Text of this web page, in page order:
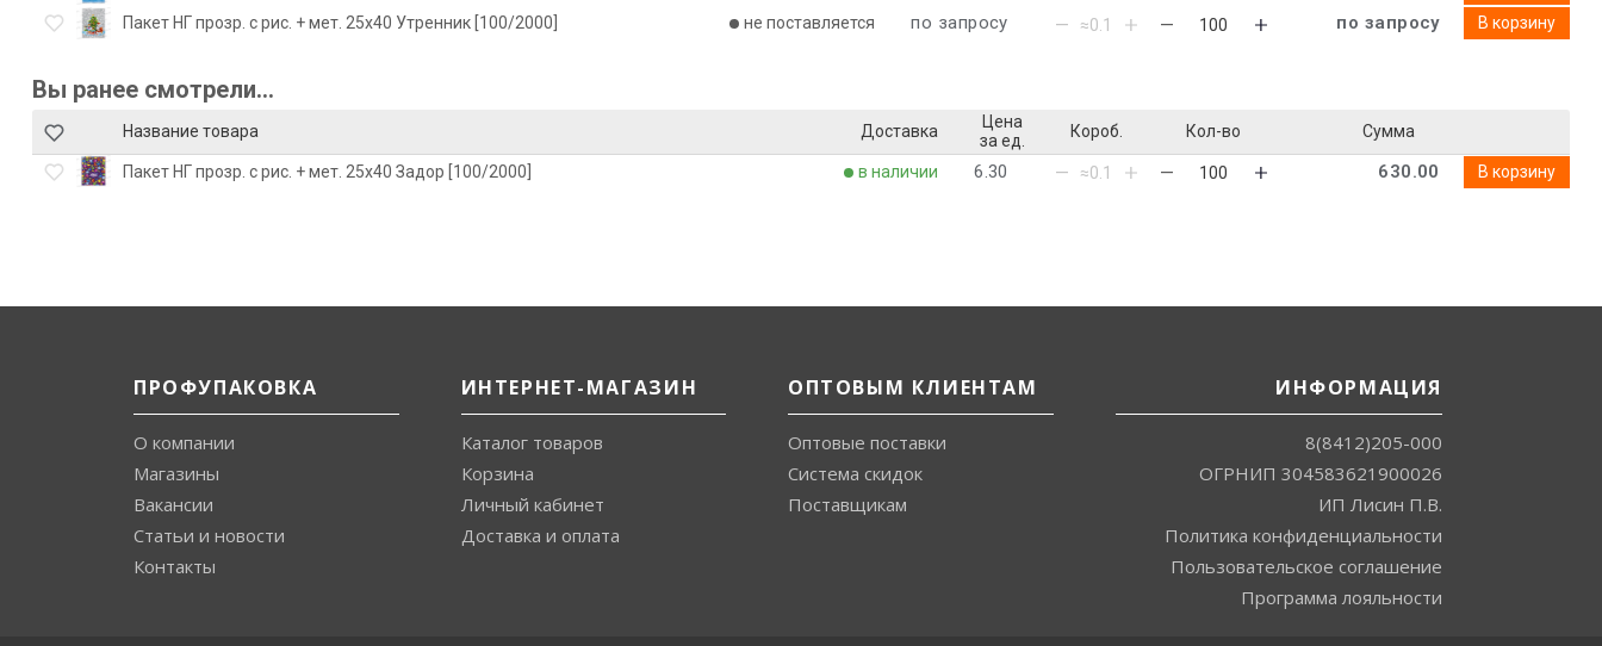
Пакет НГ прозр. с рис. + мет. 25х40 Утренник [100/2000]
не поставляется по запросу по запросу В корзину
Вы ранее смотрели...
Название товара Доставка
Цена
за ед.
Короб. Кол-во Сумма
Пакет НГ прозр. с рис. + мет. 25х40 Задор [100/2000] в наличии 6.30 630.00 В корзину
ПРОФУПАКОВКА
О компании
Магазины
Вакансии
Статьи и новости
Контакты
ИНТЕРНЕТ-МАГАЗИН
Каталог товаров
Корзина
Личный кабинет
Доставка и оплата
ОПТОВЫМ КЛИЕНТАМ
Оптовые поставки
Система скидок
Поставщикам
ИНФОРМАЦИЯ
8(8412)205-000
ОГРНИП 304583621900026
ИП Лисин П.В.
Политика конфиденциальности
Пользовательское соглашение
Программа лояльности